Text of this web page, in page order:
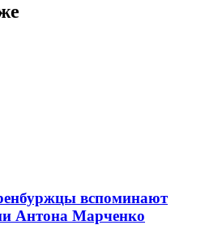
вспоминают
Антона Марченко